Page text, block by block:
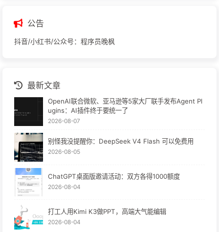
公告
抖音/小红书/公众号：程序员晚枫
最新文章
OpenAI联合微软、亚马逊等5家大厂联手发布Agent Pl
ugins：AI插件终于要统一了
2026-08-07
别怪我没提醒你：DeepSeek V4 Flash 可以免费用
2026-08-05
ChatGPT桌面版邀请活动：双方各得1000额度
2026-08-04
打工人用Kimi K3做PPT，高端大气能编辑
2026-08-04